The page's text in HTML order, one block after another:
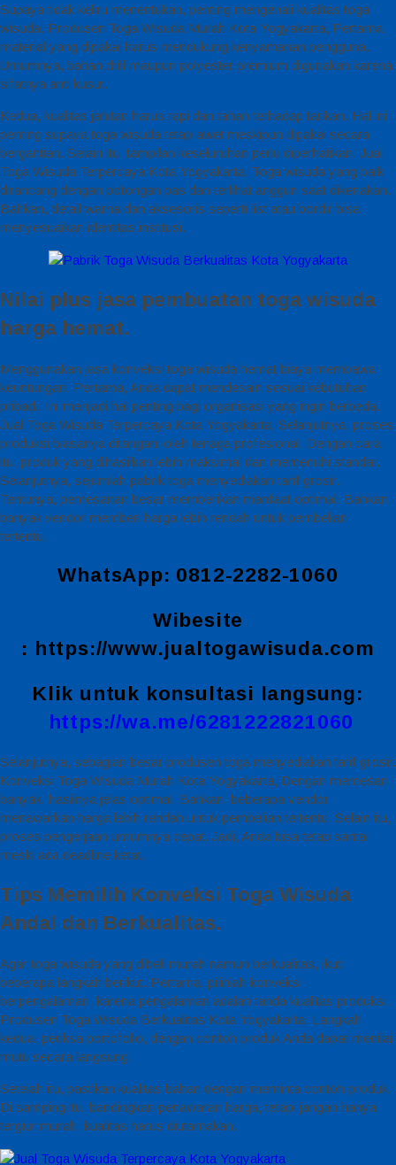
Supaya tidak keliru menentukan, penting mengenali kualitas toga
wisuda. Produsen Toga Wisuda Murah Kota Yogyakarta, Pertama,
material yang dipakai harus mendukung kenyamanan pengguna.
Umumnya, bahan drill maupun polyester premium digunakan karena
sifatnya anti kusut.
Kedua, kualitas jahitan harus rapi dan tahan terhadap tarikan. Hal ini
penting supaya toga wisuda tetap awet meskipun dipakai secara
bergantian. Selain itu, tampilan keseluruhan perlu diperhatikan. Jual
Toga Wisuda Terpercaya Kota Yogyakarta, Toga wisuda yang baik
dirancang dengan potongan pas dan terlihat anggun saat dikenakan.
Bahkan, detail warna dan aksesoris seperti list atau bordir bisa
menyesuaikan identitas institusi.
Nilai plus jasa pembuatan toga wisuda
harga hemat.
Menggunakan jasa konveksi toga wisuda hemat biaya membawa
keuntungan. Pertama, Anda dapat mendesain sesuai kebutuhan
pribadi. Ini menjadi hal penting bagi organisasi yang ingin berbeda.
Jual Toga Wisuda Terpercaya Kota Yogyakarta, Selanjutnya, proses
produksi biasanya ditangani oleh tenaga profesional. Dengan cara
itu, produk yang dihasilkan lebih maksimal dan memenuhi standar.
Selanjutnya, sejumlah pabrik toga menyediakan tarif grosir.
Tentunya, pemesanan besar memberikan manfaat optimal. Bahkan,
banyak vendor memberi harga lebih rendah untuk pembelian
tertentu.
WhatsApp: 0812-2282-1060
Wibesite
: https://www.jualtogawisuda.com
Klik untuk konsultasi langsung:
https://wa.me/6281222821060
Selanjutnya, sebagian besar produsen toga menyediakan tarif grosir.
Konveksi Toga Wisuda Murah Kota Yogyakarta, Dengan memesan
banyak, hasilnya jelas optimal. Bahkan, beberapa vendor
menawarkan harga lebih rendah untuk pembelian tertentu. Selain itu,
proses pengerjaan umumnya cepat. Jadi, Anda bisa tetap santai
meski ada deadline ketat.
Tips Memilih Konveksi Toga Wisuda
Andal dan Berkualitas.
Agar toga wisuda yang dibeli murah namun berkualitas, ikuti
beberapa langkah berikut. Pertama, pilihlah konveksi
berpengalaman, karena pengalaman adalah tanda kualitas produksi.
Produsen Toga Wisuda Berkualitas Kota Yogyakarta, Langkah
kedua, periksa portofolio, dengan contoh produk Anda dapat menilai
mutu secara langsung.
Setelah itu, pastikan kualitas bahan dengan meminta contoh produk.
Di samping itu, bandingkan penawaran harga, tetapi jangan hanya
tergiur murah, kualitas harus diutamakan.